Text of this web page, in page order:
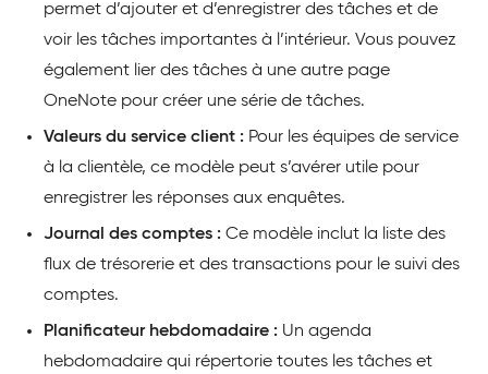
permet d’ajouter et d’enregistrer des tâches et de
voir les tâches importantes à l’intérieur. Vous pouvez
également lier des tâches à une autre page
OneNote pour créer une série de tâches.
Valeurs du service client : Pour les équipes de service
à la clientèle, ce modèle peut s’avérer utile pour
enregistrer les réponses aux enquêtes.
Journal des comptes : Ce modèle inclut la liste des
flux de trésorerie et des transactions pour le suivi des
comptes.
Planificateur hebdomadaire : Un agenda
hebdomadaire qui répertorie toutes les tâches et